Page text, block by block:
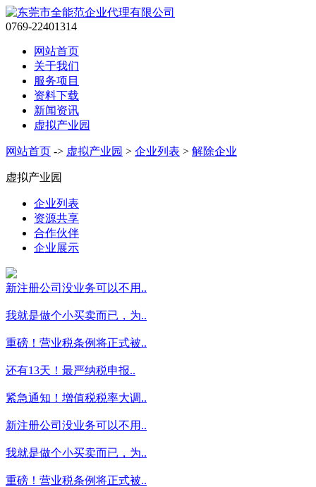
0769-22401314
网站首页
关于我们
服务项目
资料下载
新闻资讯
虚拟产业园
网站首页 -> 虚拟产业园 > 企业列表 > 解除企业
虚拟产业园
企业列表
资源共享
合作伙伴
企业展示
新注册公司没业务可以不用..
我就是做个小买卖而已，为..
重磅！营业税条例将正式被..
还有13天！最严纳税申报..
紧急通知！增值税税率大调..
新注册公司没业务可以不用..
我就是做个小买卖而已，为..
重磅！营业税条例将正式被..